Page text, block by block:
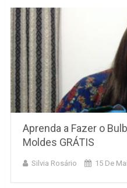
Aprenda a Fazer o
Moldes GRÁTIS
Silvia Rosário 15 De